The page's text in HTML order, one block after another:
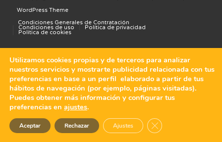
WordPress Theme
Condiciones Generales de Contratación
Condiciones de uso Política de privacidad
Política de cookies
Utilizamos cookies propias y de terceros para analizar
nuestros servicios y mostrarte publicidad relacionada con tus
preferencias en base a un perfil elaborado a partir de tus
hábitos de navegación (por ejemplo, páginas visitadas).
Puedes obtener más información y configurar tus
preferencias en ajustes.
Aceptar Rechazar Ajustes Cerrar el banner de